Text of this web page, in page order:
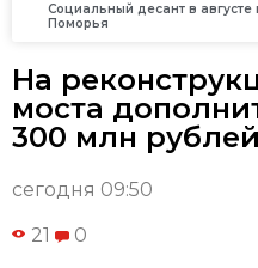
Социальный десант в августе
Поморья
На
моста
300 млн рублей
сегодня 09:50
21 0